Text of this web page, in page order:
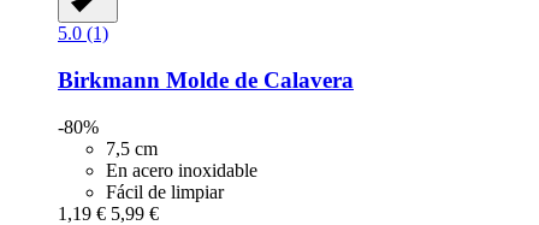
5.0 (1)
Birkmann Molde de Calavera
-80%
7,5 cm
En acero inoxidable
Fácil de limpiar
1,19 € 5,99 €